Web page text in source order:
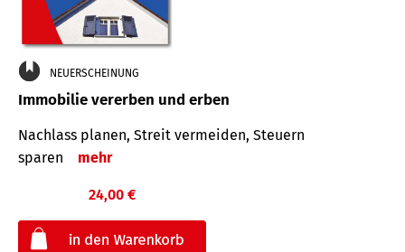
NEUERSCHEINUNG
Immobilie vererben und erben
Nachlass planen, Streit vermeiden, Steuern
sparen
mehr
24,00 €